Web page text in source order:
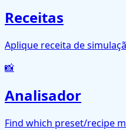
Receitas
Aplique receita de
📸
Analisador
Find which preset/recipe